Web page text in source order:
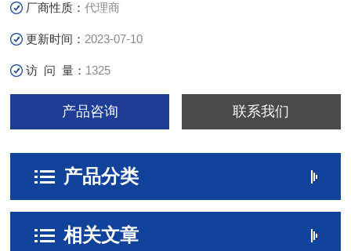
厂商性质：代理商
更新时间： 2023-07-10
访 问 量： 1325
产品咨询 联系我们
产品分类
相关文章